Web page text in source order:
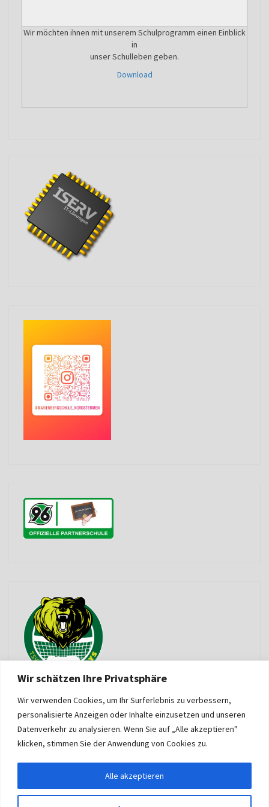
Wir schätzen Ihre Privatsphäre
Wir verwenden Cookies, um Ihr Surferlebnis zu verbessern,
personalisierte Anzeigen oder Inhalte einzusetzen und unseren
Datenverkehr zu analysieren. Wenn Sie auf „Alle akzeptieren"
klicken, stimmen Sie der Anwendung von Cookies zu.
Alle akzeptieren
Wir möchten ihnen mit unserem Schulprogramm einen Einblick
in
unser Schulleben geben.
Download